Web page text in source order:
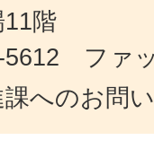
階
5612 ファ
へのお問